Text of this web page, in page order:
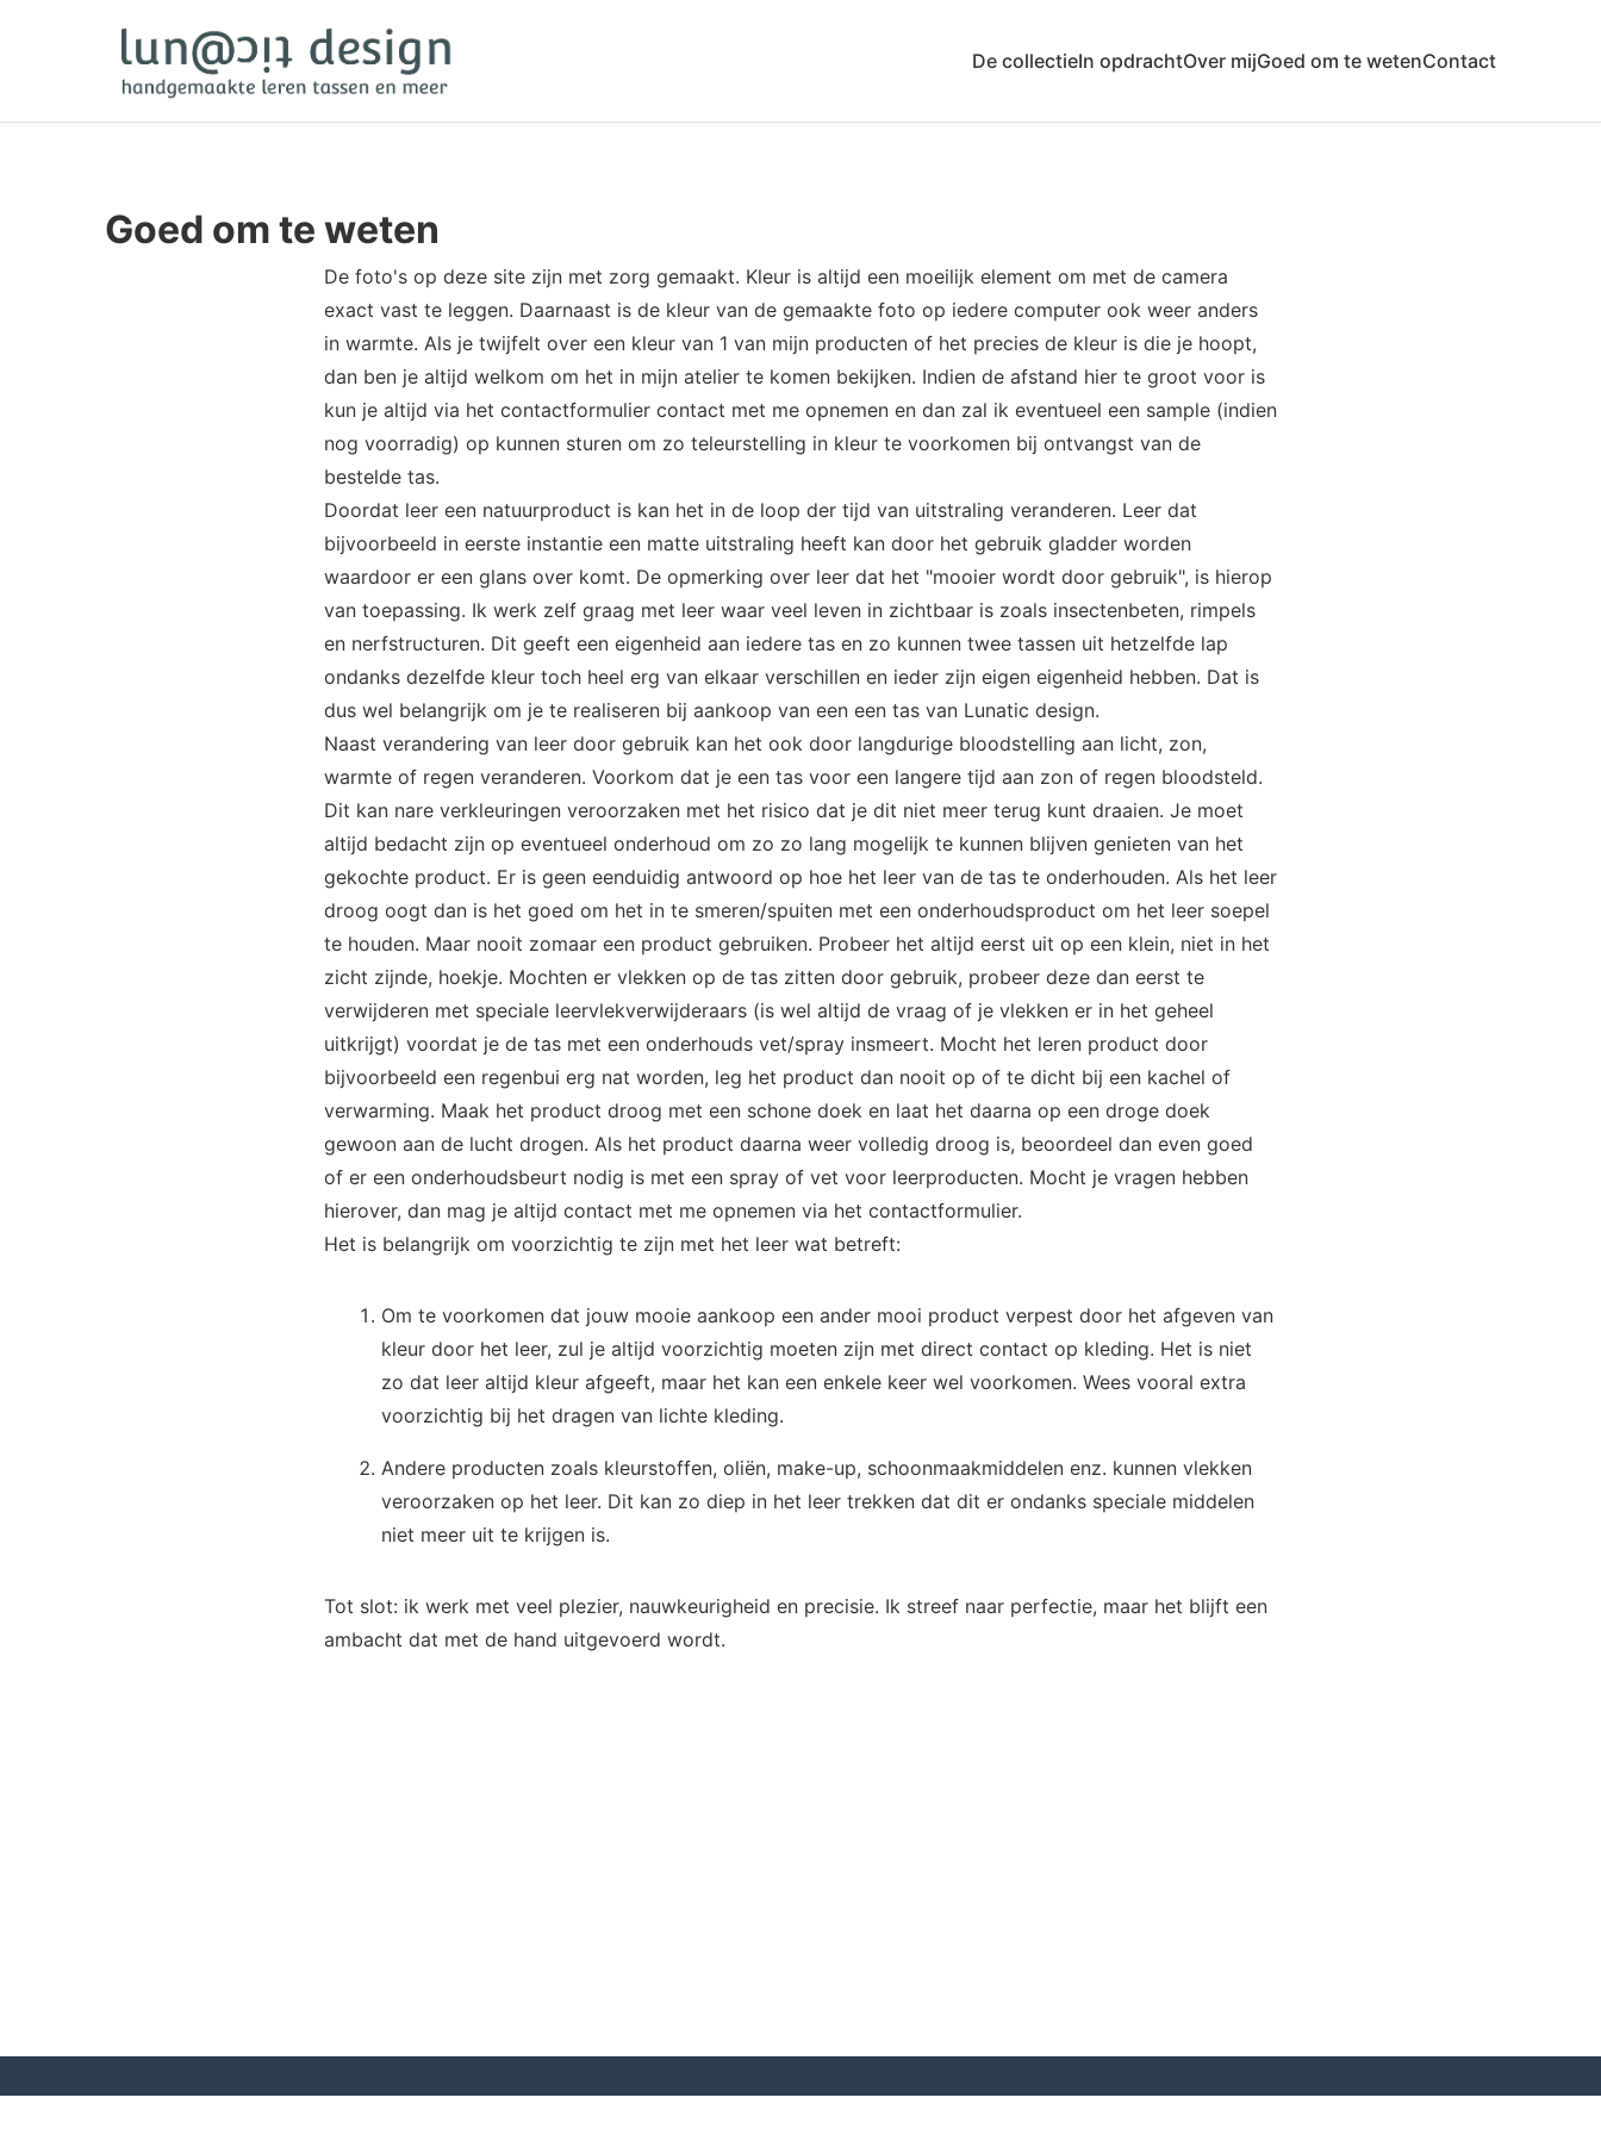
De collectieIn opdrachtOver mijGoed om te wetenContact
Goed om te weten
De foto's op deze site zijn met zorg gemaakt. Kleur is altijd een moeilijk element om met de camera
exact vast te leggen. Daarnaast is de kleur van de gemaakte foto op iedere computer ook weer anders
in warmte. Als je twijfelt over een kleur van 1 van mijn producten of het precies de kleur is die je hoopt,
dan ben je altijd welkom om het in mijn atelier te komen bekijken. Indien de afstand hier te groot voor is
kun je altijd via het contactformulier contact met me opnemen en dan zal ik eventueel een sample (indien
nog voorradig) op kunnen sturen om zo teleurstelling in kleur te voorkomen bij ontvangst van de
bestelde tas.
Doordat leer een natuurproduct is kan het in de loop der tijd van uitstraling veranderen. Leer dat
bijvoorbeeld in eerste instantie een matte uitstraling heeft kan door het gebruik gladder worden
waardoor er een glans over komt. De opmerking over leer dat het "mooier wordt door gebruik", is hierop
van toepassing. Ik werk zelf graag met leer waar veel leven in zichtbaar is zoals insectenbeten, rimpels
en nerfstructuren. Dit geeft een eigenheid aan iedere tas en zo kunnen twee tassen uit hetzelfde lap
ondanks dezelfde kleur toch heel erg van elkaar verschillen en ieder zijn eigen eigenheid hebben. Dat is
dus wel belangrijk om je te realiseren bij aankoop van een een tas van Lunatic design.
Naast verandering van leer door gebruik kan het ook door langdurige bloodstelling aan licht, zon,
warmte of regen veranderen. Voorkom dat je een tas voor een langere tijd aan zon of regen bloodsteld.
Dit kan nare verkleuringen veroorzaken met het risico dat je dit niet meer terug kunt draaien. Je moet
altijd bedacht zijn op eventueel onderhoud om zo zo lang mogelijk te kunnen blijven genieten van het
gekochte product. Er is geen eenduidig antwoord op hoe het leer van de tas te onderhouden. Als het leer
droog oogt dan is het goed om het in te smeren/spuiten met een onderhoudsproduct om het leer soepel
te houden. Maar nooit zomaar een product gebruiken. Probeer het altijd eerst uit op een klein, niet in het
zicht zijnde, hoekje. Mochten er vlekken op de tas zitten door gebruik, probeer deze dan eerst te
verwijderen met speciale leervlekverwijderaars (is wel altijd de vraag of je vlekken er in het geheel
uitkrijgt) voordat je de tas met een onderhouds vet/spray insmeert. Mocht het leren product door
bijvoorbeeld een regenbui erg nat worden, leg het product dan nooit op of te dicht bij een kachel of
verwarming. Maak het product droog met een schone doek en laat het daarna op een droge doek
gewoon aan de lucht drogen. Als het product daarna weer volledig droog is, beoordeel dan even goed
of er een onderhoudsbeurt nodig is met een spray of vet voor leerproducten. Mocht je vragen hebben
hierover, dan mag je altijd contact met me opnemen via het contactformulier.
Het is belangrijk om voorzichtig te zijn met het leer wat betreft:
Om te voorkomen dat jouw mooie aankoop een ander mooi product verpest door het afgeven van
kleur door het leer, zul je altijd voorzichtig moeten zijn met direct contact op kleding. Het is niet
zo dat leer altijd kleur afgeeft, maar het kan een enkele keer wel voorkomen. Wees vooral extra
voorzichtig bij het dragen van lichte kleding.
Andere producten zoals kleurstoffen, oliën, make-up, schoonmaakmiddelen enz. kunnen vlekken
veroorzaken op het leer. Dit kan zo diep in het leer trekken dat dit er ondanks speciale middelen
niet meer uit te krijgen is.
Tot slot: ik werk met veel plezier, nauwkeurigheid en precisie. Ik streef naar perfectie, maar het blijft een
ambacht dat met de hand uitgevoerd wordt.